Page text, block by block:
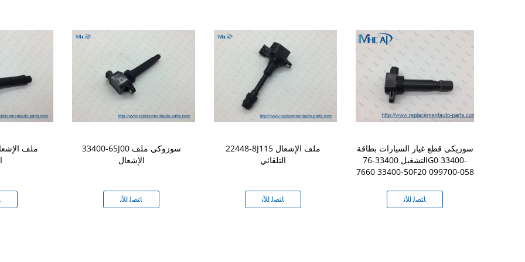
33400-65J00 سوزوكي ملف
الإشعال
ﺎﺘﺼﻟ ﺍﻶﻧ
22448-8J115 ملف الإشعال
التلقائي
ﺎﺘﺼﻟ ﺍﻶﻧ
سوزيكى قطع غيار السيارات بطاقة
التشغيل 33400-76G0 33400-
7660 33400-50F20 099700-058
ﺎﺘﺼﻟ ﺍﻶﻧ